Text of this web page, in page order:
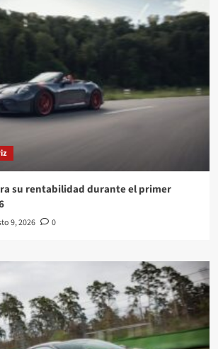
su rentabilidad durante el primer
9, 2026 0